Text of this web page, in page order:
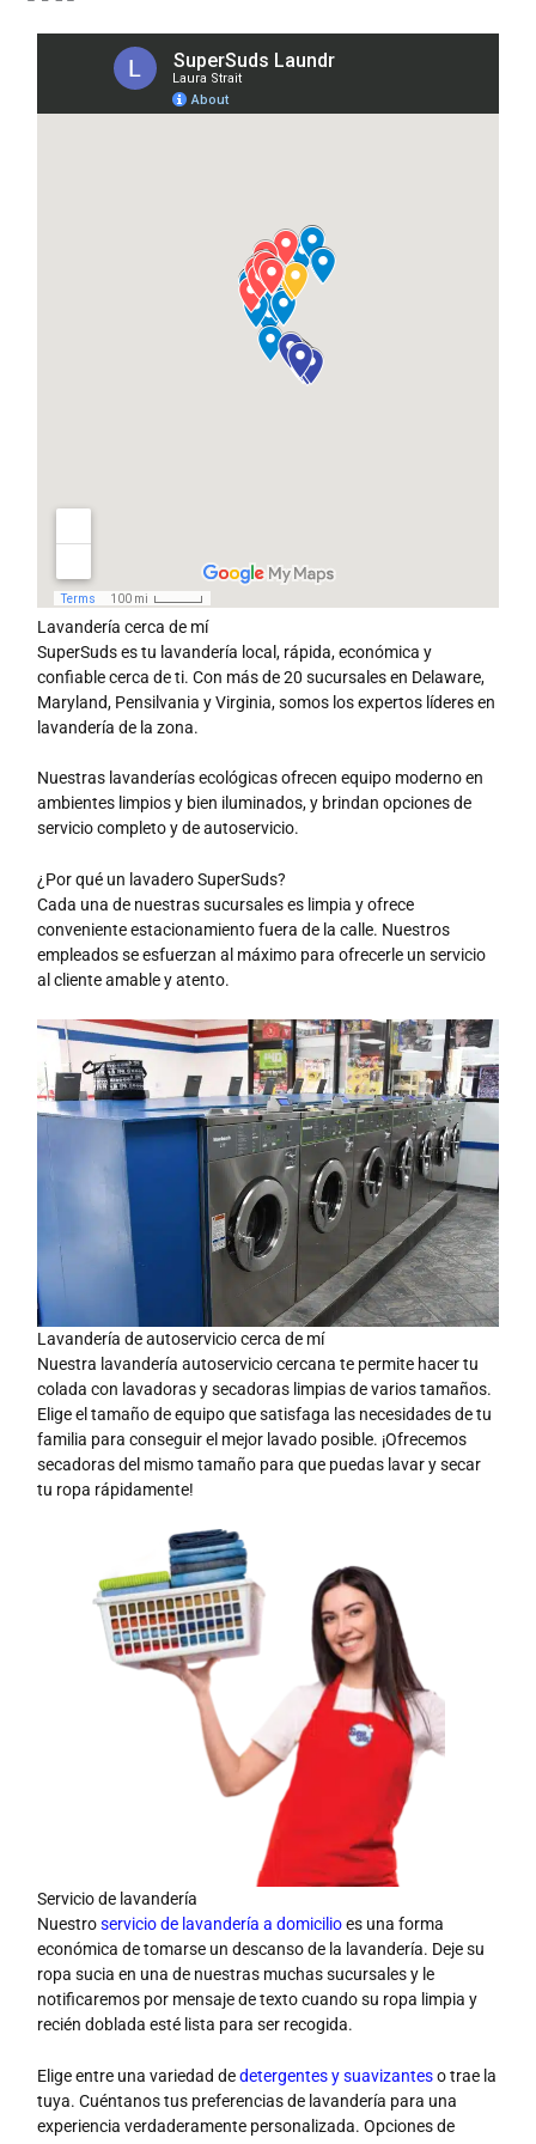
Lavandería cerca de mí
SuperSuds es tu lavandería local, rápida, económica y
confiable cerca de ti. Con más de 20 sucursales en Delaware,
Maryland, Pensilvania y Virginia, somos los expertos líderes en
lavandería de la zona.
Nuestras lavanderías ecológicas ofrecen equipo moderno en
ambientes limpios y bien iluminados, y brindan opciones de
servicio completo y de autoservicio.
¿Por qué un lavadero SuperSuds?
Cada una de nuestras sucursales es limpia y ofrece
conveniente estacionamiento fuera de la calle. Nuestros
empleados se esfuerzan al máximo para ofrecerle un servicio
al cliente amable y atento.
Lavandería de autoservicio cerca de mí
Nuestra lavandería autoservicio cercana te permite hacer tu
colada con lavadoras y secadoras limpias de varios tamaños.
Elige el tamaño de equipo que satisfaga las necesidades de tu
familia para conseguir el mejor lavado posible. ¡Ofrecemos
secadoras del mismo tamaño para que puedas lavar y secar
tu ropa rápidamente!
Servicio de lavandería
Nuestroservicio de lavandería a domicilioes una forma
económica de tomarse un descanso de la lavandería. Deje su
ropa sucia en una de nuestras muchas sucursales y le
notificaremos por mensaje de texto cuando su ropa limpia y
recién doblada esté lista para ser recogida.
Elige entre una variedad dedetergentes y suavizanteso trae la
tuya. Cuéntanos tus preferencias de lavandería para una
experiencia verdaderamente personalizada. Opciones de